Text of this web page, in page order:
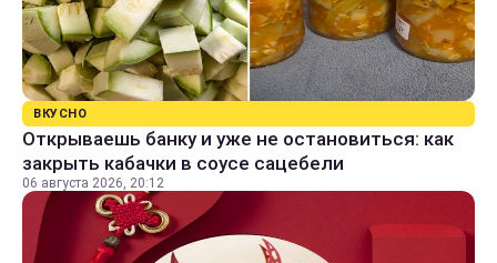
ВКУСНО
Открываешь банку и уже не остановиться: как
закрыть кабачки в соусе сацебели
06 августа 2026, 20:12